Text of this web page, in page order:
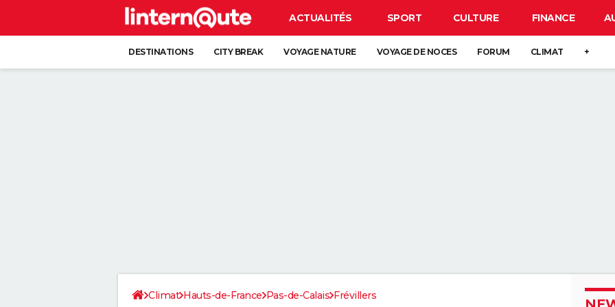
ACTUALITÉS SPORT CULTURE FINANCE
DESTINATIONS CITY BREAK VOYAGE NATURE VOYAGE DE NOCES FORUM CLIMAT +
Climat Hauts-de-France Pas-de-Calais Frévillers